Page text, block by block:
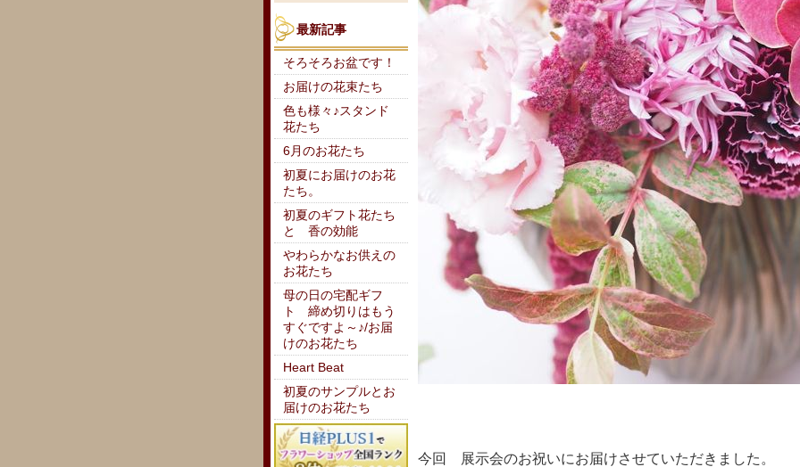
今回 展示会のお祝いにお届けさせていただきました。
最新記事
そろそろお盆です！
お届けの花束たち
色も様々♪スタンド
花たち
6月のお花たち
初夏にお届けのお花
たち。
初夏のギフト花たち
と 香の効能
やわらかなお供えの
お花たち
母の日の宅配ギフ
ト 締め切りはもう
すぐですよ～♪/お届
けのお花たち
Heart Beat
初夏のサンプルとお
届けのお花たち